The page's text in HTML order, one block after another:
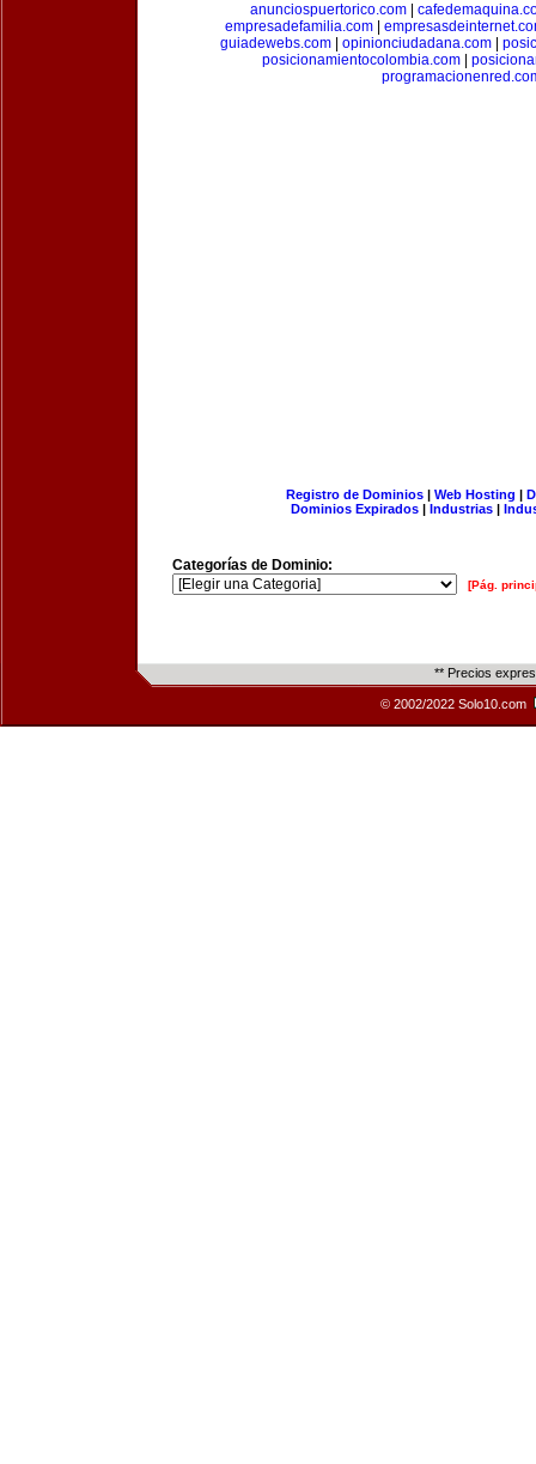
anunciospuertorico.com|
empresadefamilia.com
guiadewebs.com
opinionciudadana.com
posicionamientocolombia.com|
Registro de Dominios| Web Hosting |
Dominios Expirados | Industrias |
Categorías de Dominio:
[Pág.
** Precios
© 2002/2022 Solo10.com